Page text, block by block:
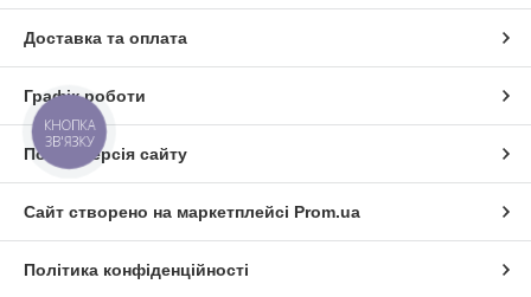
Доставка та оплата
Графік роботи
Повна версія сайту
Сайт створено на маркетплейсі Prom.ua
Політика конфіденційності
КНОПКА
ЗВ'ЯЗКУ